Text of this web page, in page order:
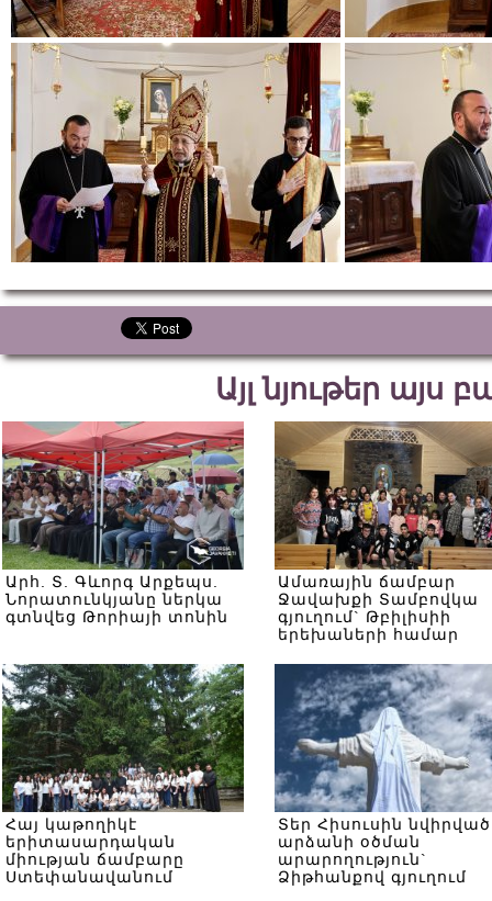
Այլ նյութեր այս
Արհ. Տ. Գևորգ Արքեպս.
Նորատունկյանը ներկա
գտնվեց Թորիայի տոնին
Ամառային ճամբար
Ջավախքի Տամբովկա
գյուղում` Թբիլիսիի
երեխաների համար
Հայ կաթողիկէ
երիտասարդական
միության ճամբարը
Ստեփանավանում
Տեր Հիսուսին նվիրված
արձանի օծման
արարողություն`
Ձիթհանքով գյուղում